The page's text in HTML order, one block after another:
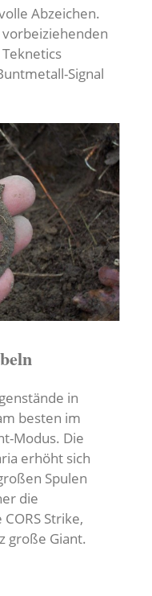
Abzeichen.
Signal
in
besten im
Modus. Die
erhöht sich
Spulen
die
Strike,
große Giant.